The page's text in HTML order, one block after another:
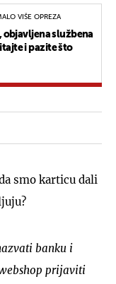
VIŠE OPREZA
objavljena službena
i pazite što
smo karticu dali
banku i
prijaviti